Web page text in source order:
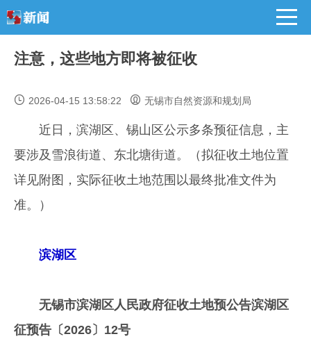
注意，这些地方即将被征收
2026-04-15 13:58:22 无锡市自然资源和规划局
近日，滨湖区、锡山区公示多条预征信息，主
要涉及雪浪街道、东北塘街道。（拟征收土地位置
详见附图，实际征收土地范围以最终批准文件为
准。）
滨湖区
无锡市滨湖区人民政府征收土地预公告滨湖区
征预告〔2026〕12号